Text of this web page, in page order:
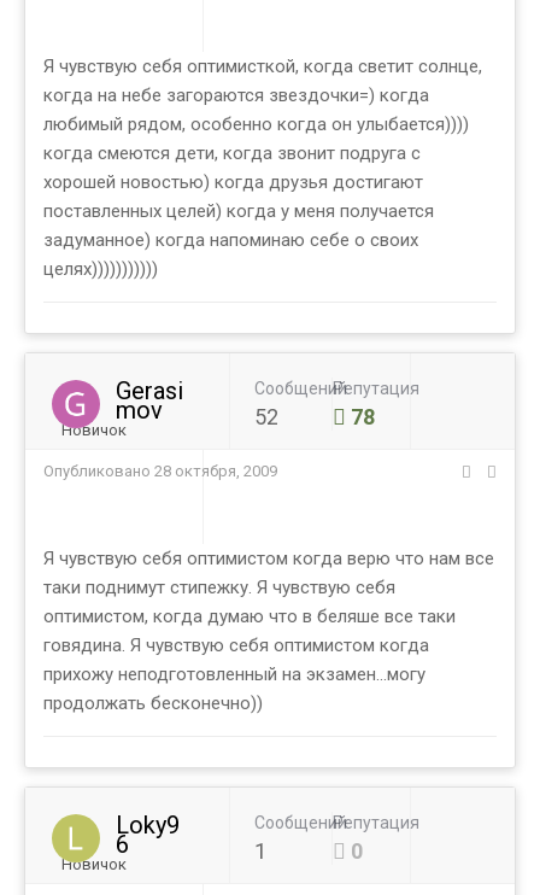
Я чувствую себя оптимисткой, когда светит солнце,
когда на небе загораются звездочки=) когда
любимый рядом, особенно когда он улыбается))))
когда смеются дети, когда звонит подруга с
хорошей новостью) когда друзья достигают
поставленных целей) когда у меня получается
задуманное) когда напоминаю себе о своих
целях)))))))))))
Gerasi
mov
Новичок
Сообщений
52
Репутация
78
Опубликовано 28 октября, 2009
Я чувствую себя оптимистом когда верю что нам все
таки поднимут стипежку. Я чувствую себя
оптимистом, когда думаю что в беляше все таки
говядина. Я чувствую себя оптимистом когда
прихожу неподготовленный на экзамен...могу
продолжать бесконечно))
Loky9
6
Новичок
Сообщений
1
Репутация
0